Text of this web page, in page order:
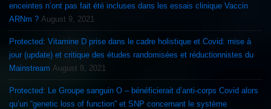
enceintes n’ont pas fait été incluses dans les essais clinique Vaccin
ARNm ? August 9, 2021
Protected: Vitamine D prise dans le cadre holistique et Covid: mise à
jour (update) et critique des études randomisées et réductionnistes du
Mainstream August 8, 2021
Protected: Le Groupe sanguin O – bénéficierait d’anti-corps Covid alors
qu’un “genetic loss of function” et SNP concernant le système